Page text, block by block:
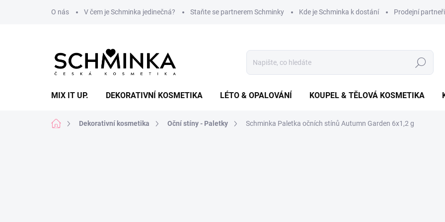
O nás V čem je Schminka jedinečná? Staňte se partnerem Schminky Kde je Schminka k dostání Prodejní partneři
Hledat
MIX IT UP. DEKORATIVNÍ KOSMETIKA LÉTO & OPALOVÁNÍ KOUPEL & TĚLOVÁ KOSMETIKA
Domů Dekorativní kosmetika Oční stíny - Paletky Schminka Paletka očních stínů Autumn Garden 6x1,2 g